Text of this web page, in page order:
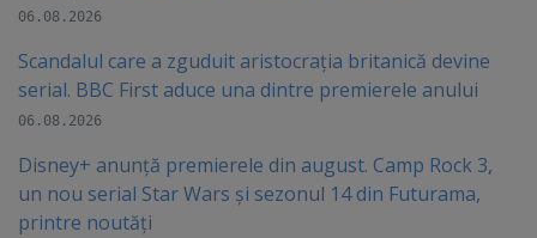
06.08.2026
Scandalul care a zguduit aristocrația britanică devine
serial. BBC First aduce una dintre premierele anului
06.08.2026
Disney+ anunță premierele din august. Camp Rock 3,
un nou serial Star Wars și sezonul 14 din Futurama,
printre noutăți